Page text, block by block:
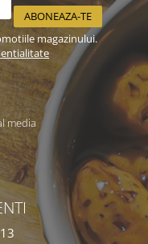
magazinului.
media